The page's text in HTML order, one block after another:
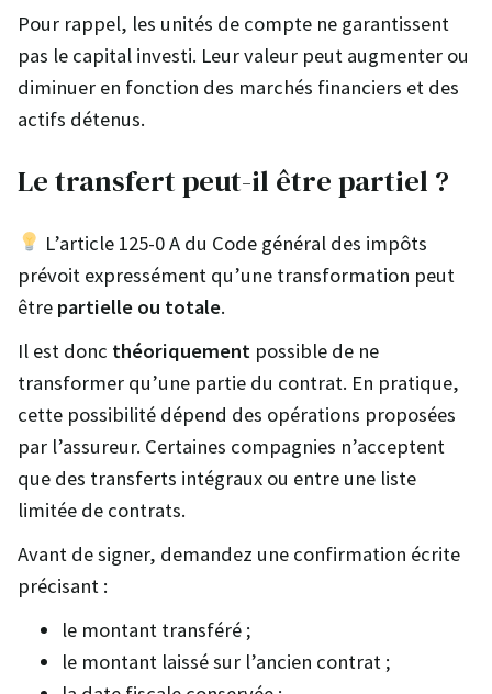
Pour rappel, les unités de compte ne garantissent
pas le capital investi. Leur valeur peut augmenter ou
diminuer en fonction des marchés financiers et des
actifs détenus.
Le transfert peut-il être partiel ?
L’article 125-0 A du Code général des impôts
prévoit expressément qu’une transformation peut
être partielle ou totale.
Il est donc théoriquement possible de ne
transformer qu’une partie du contrat. En pratique,
cette possibilité dépend des opérations proposées
par l’assureur. Certaines compagnies n’acceptent
que des transferts intégraux ou entre une liste
limitée de contrats.
Avant de signer, demandez une confirmation écrite
précisant :
le montant transféré ;
le montant laissé sur l’ancien contrat ;